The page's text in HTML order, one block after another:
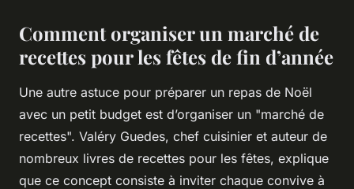
Comment organiser un marché de
recettes pour les fêtes de fin d’année
Une autre astuce pour préparer un repas de Noël
avec un petit budget est d’organiser un "marché de
recettes". Valéry Guedes, chef cuisinier et auteur de
nombreux livres de recettes pour les fêtes, explique
que ce concept consiste à inviter chaque convive à